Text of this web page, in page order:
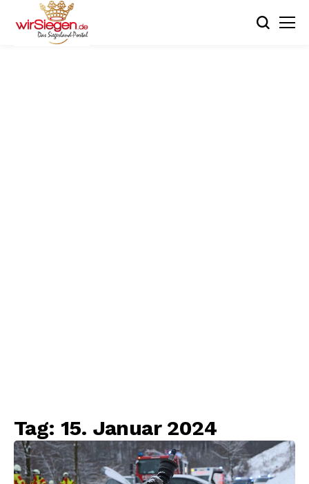
Tag: 15. Januar 2024